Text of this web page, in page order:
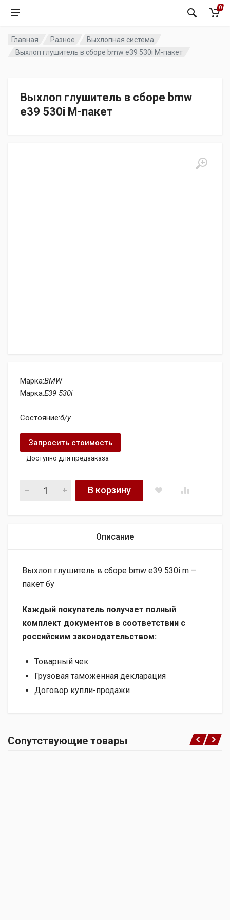
0
Главная Разное
Выхлопная система
Выхлоп глушитель в сборе bmw e39 530i M-пакет
Выхлоп глушитель в сборе bmw
e39 530i M-пакет
Марка:BMW
Марка:E39 530i
Состояние:б/у
Запросить стоимость
Доступно для предзаказа
Выхлоп глушитель в сборе bmw e39 530i M-пакет quantity
В корзину
Описание
Выхлоп глушитель в сборе bmw e39 530i m –
пакет бу
Каждый покупатель получает полный
комплект документов в соответствии с
российским законодательством:
Товарный чек
Грузовая таможенная декларация
Договор купли-продажи
Сопутствующие товары